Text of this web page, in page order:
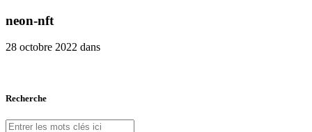
neon-nft
28 octobre 2022 dans
Recherche